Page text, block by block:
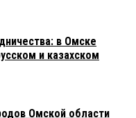
в Омске
и казахском
Омской области